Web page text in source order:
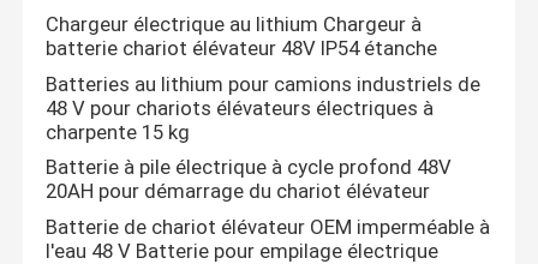
Chargeur électrique au lithium Chargeur à
batterie chariot élévateur 48V IP54 étanche
Batteries au lithium pour camions industriels de
48 V pour chariots élévateurs électriques à
charpente 15 kg
Batterie à pile électrique à cycle profond 48V
20AH pour démarrage du chariot élévateur
Batterie de chariot élévateur OEM imperméable à
l'eau 48 V Batterie pour empilage électrique